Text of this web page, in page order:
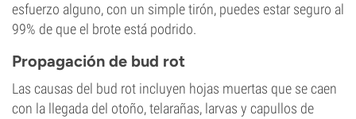
esfuerzo alguno, con un simple tirón, puedes estar seguro al
99% de que el brote está podrido.
Propagación de bud rot
Las causas del bud rot incluyen hojas muertas que se caen
con la llegada del otoño, telarañas, larvas y capullos de